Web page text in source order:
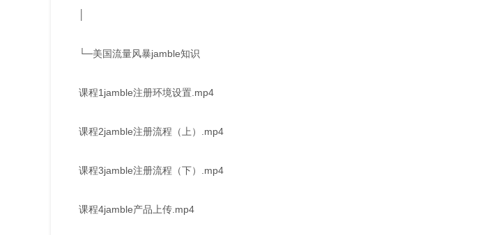
└─美国流量风暴jamble知识
课程1jamble注册环境设置.mp4
课程2jamble注册流程（上）.mp4
课程3jamble注册流程（下）.mp4
课程4jamble产品上传.mp4